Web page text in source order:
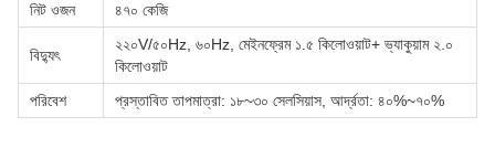
নিট ওজন ৪৭০ কেজি
বিদ্যুৎ
২২০V/৫০Hz, ৬০Hz, মেইনফ্রেম ১.৫ কিলোওয়াট+ ভ্যাকুয়াম ২.০
কিলোওয়াট
পরিবেশ
প্রস্তাবিত তাপমাত্রা: ১৮~৩০ সেলসিয়াস, আর্দ্রতা: ৪০%~৭০%